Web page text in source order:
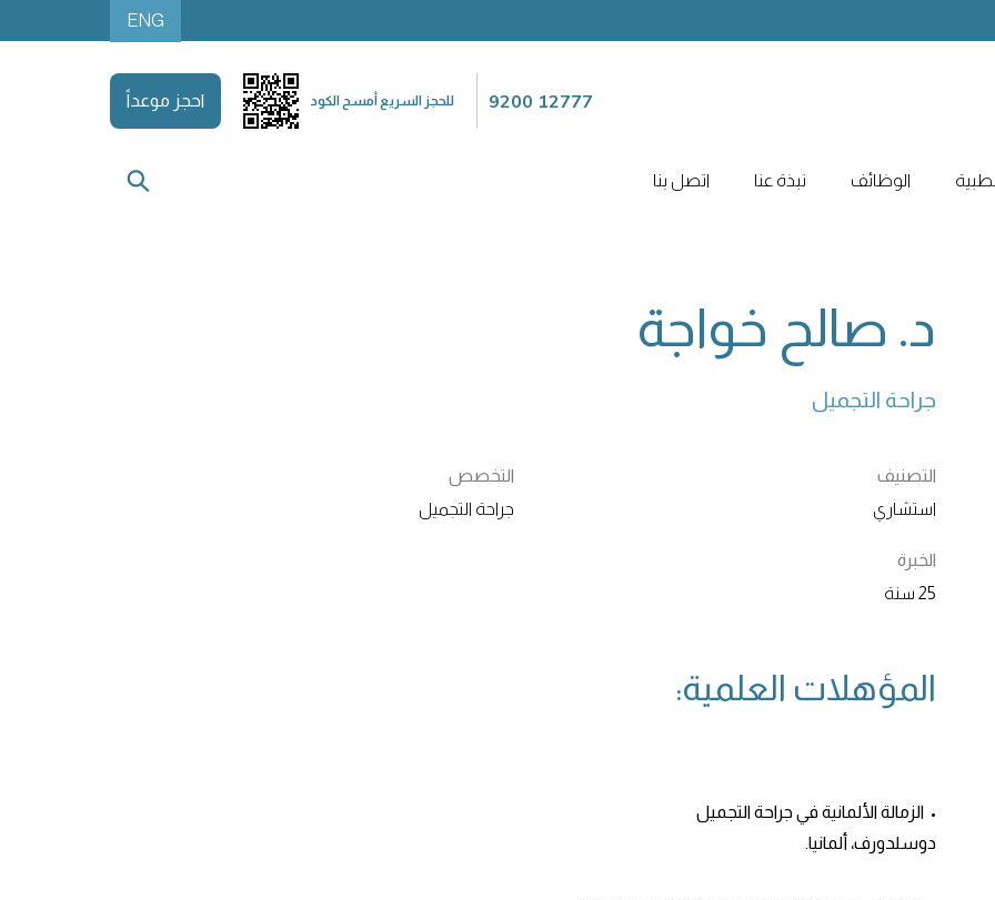
ENG
12777 9200 للحجز السريع أمسح الكود احجز موعداً
الوظائف نبذة عنا اتصل بنا
د. صالح خواجة
جراحة التجميل
التصنيف
استشاري
التخصص
جراحة التجميل
الخبرة
25 سنة
المؤهلات العلمية:
• الزمالة الألمانية في جراحة التجميل
دوسلدورف، ألمانيا.